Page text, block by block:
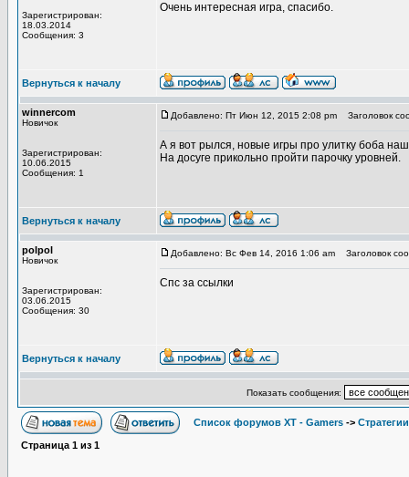
Зарегистрирован:
18.03.2014
Сообщения: 3
Очень интересная игра, спасибо.
Вернуться к началу
winnercom
Новичок
Зарегистрирован:
10.06.2015
Сообщения: 1
Добавлено: Пт Июн 12, 2015 2:08 pm Заголовок
А я вот рылся, новые игры про улитку боба
На досуге прикольно пройти парочку уровней.
Вернуться к началу
polpol
Новичок
Зарегистрирован:
03.06.2015
Сообщения: 30
Добавлено: Вс Фев 14, 2016 1:06 am Заголовок
Спс за ссылки
Вернуться к началу
Показать сообщения:
Список форумов XT - Gamers -> Стратегии
Страница 1 из 1